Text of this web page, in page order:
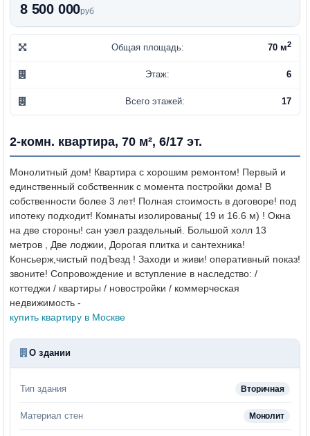
8 500 000руб
Общая площадь: 70 м2
Этаж: 6
Всего этажей: 17
2-комн. квартира, 70 м², 6/17 эт.
Монолитный дом! Квартира с хорошим ремонтом! Первый и
единственный собственник с момента постройки дома! В
собственности более 3 лет! Полная стоимость в договоре! под
ипотеку подходит! Комнаты изолированы( 19 и 16.6 м) ! Окна
на две стороны! сан узел раздельный. Большой холл 13
метров , Две лоджии, Дорогая плитка и сантехника!
Консьерж,чистый подЪезд ! Заходи и живи! оперативный показ!
звоните! Сопровождение и вступление в наследство: /
коттеджи / квартиры / новостройки / коммерческая
недвижимость -
купить квартиру в Москве
О здании
Тип здания Вторичная
Материал стен Монолит